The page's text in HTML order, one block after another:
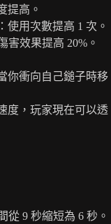
提高。
使用次數提高 1 次。
害效果提高 20%。
你衝向自己鎚子時移
度，玩家現在可以透
從 9 秒縮短為 6 秒。